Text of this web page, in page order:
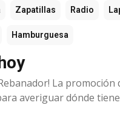
Zapatillas Radio
Hamburguesa
La promoción
averiguar dónde